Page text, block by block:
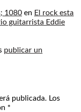
1080 en El rock esta
guitarrista Eddie
publicar un
publicada. Los
*